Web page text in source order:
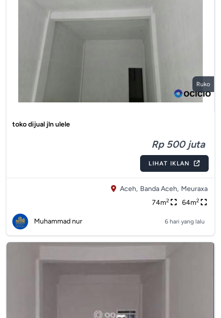
Ruko
toko dijual jln ulele
Rp 500 juta
LIHAT IKLAN
Aceh, Banda Aceh, Meuraxa
74m2 64m2
Muhammad nur 6 hari yang lalu